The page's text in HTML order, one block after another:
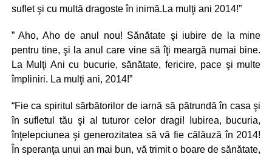
suflet şi cu multă dragoste în inimă.La mulţi ani 2014!”
” Aho, Aho de anul nou! Sănătate şi iubire de la mine
pentru tine, şi la anul care vine să îţi meargă numai bine.
La Mulţi Ani cu bucurie, sănătate, fericire, pace şi multe
împliniri. La mulţi ani, 2014!”
“Fie ca spiritul sărbătorilor de iarnă să pătrundă în casa şi
în sufletul tău şi al tuturor celor dragi! Iubirea, bucuria,
înţelepciunea şi generozitatea să vă fie călăuză în 2014!
În speranţa unui an mai bun, vă trimit o boare de sănătate,